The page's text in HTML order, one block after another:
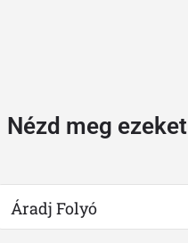
Nézd meg
Áradj Folyó